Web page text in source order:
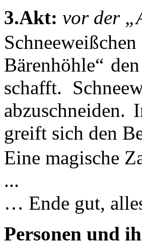
3.Akt: vor der
Bärenhöhle“
schafft.
greift sich den
Eine magische
...
… Ende gut,
Personen und